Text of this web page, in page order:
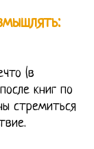
(в
книг по
стремиться